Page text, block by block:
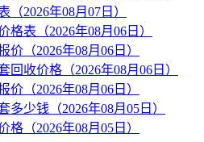
（2026年08月07日）
格表（2026年08月06日）
价（2026年08月06日）
回收价格（2026年08月06日）
价（2026年08月06日）
多少钱（2026年08月05日）
格（2026年08月05日）